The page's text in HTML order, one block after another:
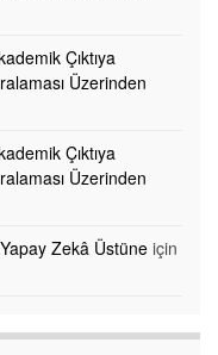
Çıktıya
Üzerinden
Çıktıya
Üzerinden
Zekâ Üstüne için